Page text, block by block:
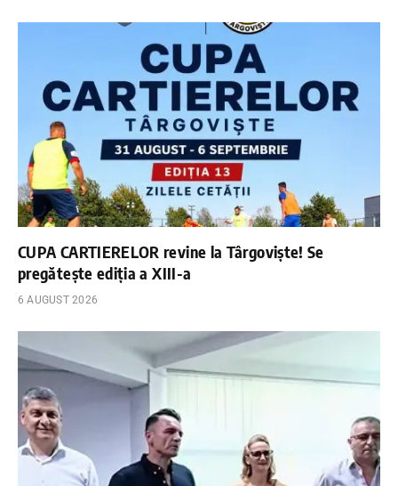
CUPA CARTIERELOR revine la Târgoviște! Se
pregătește ediția a XIII-a
6 AUGUST 2026